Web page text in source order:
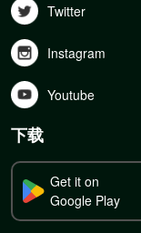
Twitter
Instagram
Youtube
下载
Get it on
Google Play